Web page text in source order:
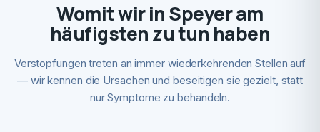
Womit wir in Speyer am
häufigsten zu tun haben
Verstopfungen treten an immer wiederkehrenden Stellen auf
— wir kennen die Ursachen und beseitigen sie gezielt, statt
nur Symptome zu behandeln.